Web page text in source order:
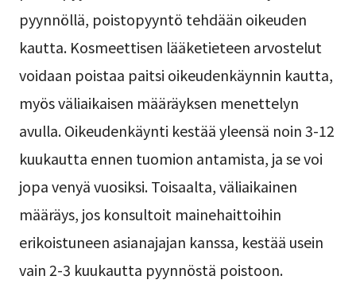
pyynnöllä, poistopyyntö tehdään oikeuden
kautta. Kosmeettisen lääketieteen arvostelut
voidaan poistaa paitsi oikeudenkäynnin kautta,
myös väliaikaisen määräyksen menettelyn
avulla. Oikeudenkäynti kestää yleensä noin 3-12
kuukautta ennen tuomion antamista, ja se voi
jopa venyä vuosiksi. Toisaalta, väliaikainen
määräys, jos konsultoit mainehaittoihin
erikoistuneen asianajajan kanssa, kestää usein
vain 2-3 kuukautta pyynnöstä poistoon.